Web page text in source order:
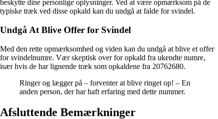
beskytte dine personlige oplysninger. Ved at være opmærksom på de
typiske træk ved disse opkald kan du undgå at falde for svindel.
Undgå At Blive Offer for Svindel
Med den rette opmærksomhed og viden kan du undgå at blive et offer
for svindelnumre. Vær skeptisk over for opkald fra ukendte numre,
især hvis de har lignende træk som opkaldene fra 20762680.
Ringer og lægger på – forventer at blive ringet op! – En
anden person, der har haft erfaring med dette nummer.
Afsluttende Bemærkninger